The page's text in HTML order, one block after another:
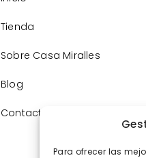
Para ofrecer las
Tienda
Sobre Casa Miralles
Blog
Contacto